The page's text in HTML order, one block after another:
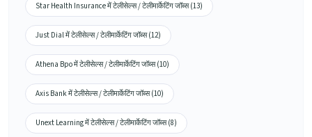
Star Health Insurance में टेलीसेल्स / टेलीमार्केटिंग जॉब्स (13)
Just Dial में टेलीसेल्स / टेलीमार्केटिंग जॉब्स (12)
Athena Bpo में टेलीसेल्स / टेलीमार्केटिंग जॉब्स (10)
Axis Bank में टेलीसेल्स / टेलीमार्केटिंग जॉब्स (10)
Unext Learning में टेलीसेल्स / टेलीमार्केटिंग जॉब्स (8)